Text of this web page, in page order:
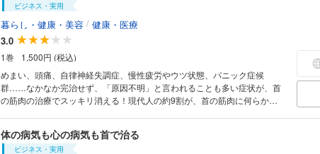
ビジネス・実用
暮らし・健康・美容 / 健康・医療
3.0
1巻
1,500円 (税込)
めまい、頭痛、自律神経失調症、慢性疲労やウツ状態、パニック症候
群……なかなか完治せず、「原因不明」と言われることも多い症状が、首
の筋肉の治療でスッキリ消える！現代人の約9割が、首の筋肉に何らかの
見した「頚性神経筋症候群（首コリ病）」のメカニズム、治療法、自宅で
できる予防法、さまざまな症例を、イラスト満載でわかりやすく解説。
体の病気も心の病気も首で治る
ビジネス・実用